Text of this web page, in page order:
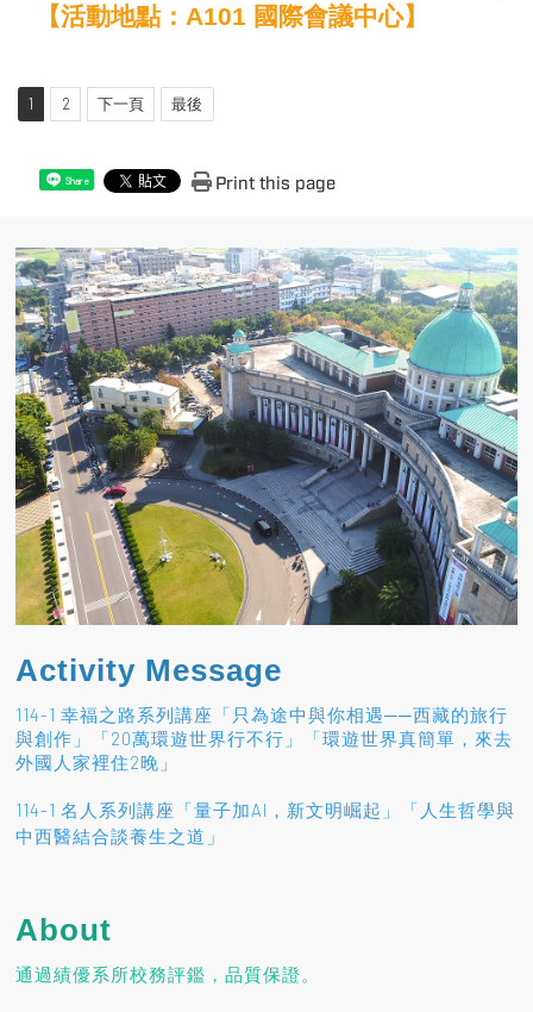
【活動地點：A101 國際會議中心】
1 2 下一頁 最後
Share Print this page
Activity Message
114-1 幸福之路系列講座「只為途中與你相遇──西藏的旅行
與創作」「20萬環遊世界行不行」「環遊世界真簡單，來去
外國人家裡住2晚」
114-1 名人系列講座「量子加AI，新文明崛起」「人生哲學與
中西醫結合談養生之道 」
About
通過績優系所校務評鑑，品質保證。